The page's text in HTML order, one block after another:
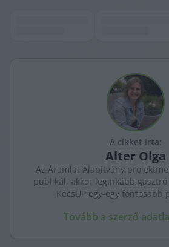
A cikket írta:
Alter Olga
Az Áramlat Alapítvány
publikál, akkor leginkább gasztró
KecsUP egy-egy fontosabb
Tovább a szerző